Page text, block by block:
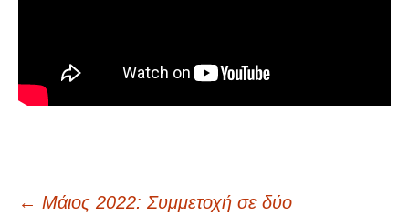
← Μάιος 2022: Συμμετοχή σε δύο